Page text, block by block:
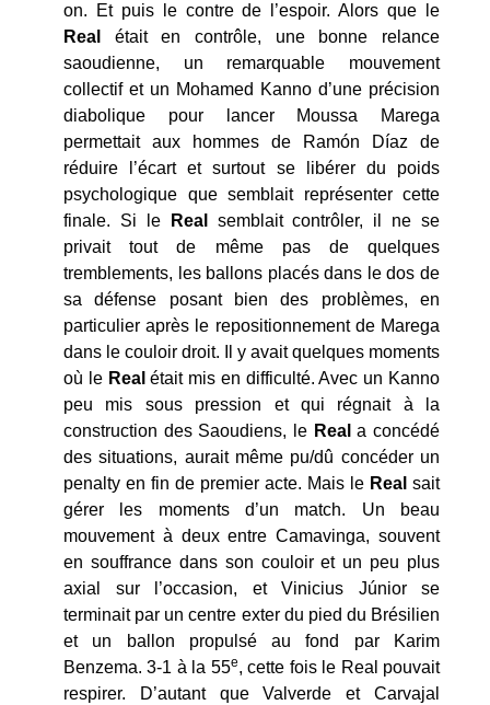
on. Et puis le contre de l’espoir. Alors que le
Real
était en contrôle, une bonne relance
saoudienne, un remarquable mouvement
collectif et un Mohamed Kanno d’une précision
diabolique pour lancer Moussa Marega
permettait aux hommes de Ramón Díaz de
réduire l’écart et surtout se libérer du poids
psychologique que semblait représenter cette
finale. Si le
Real
semblait contrôler, il ne se
privait tout de même pas de quelques
tremblements, les ballons placés dans le dos de
sa défense posant bien des problèmes, en
particulier après le repositionnement de Marega
dans le couloir droit. Il y avait quelques moments
où le Real était mis en difficulté. Avec un Kanno
peu mis sous pression et qui régnait à la
construction des Saoudiens, le Real a concédé
des situations, aurait même pu/dû concéder un
penalty en fin de premier acte. Mais le Real sait
gérer les moments d’un match. Un beau
mouvement à deux entre Camavinga, souvent
en souffrance dans son couloir et un peu plus
axial sur l’occasion, et Vinicius Júnior se
terminait par un centre exter du pied du Brésilien
et un ballon propulsé au fond par Karim
Benzema. 3-1 à la 55e, cette fois le Real pouvait
respirer. D’autant que Valverde et Carvajal